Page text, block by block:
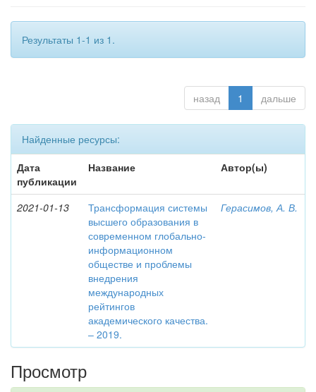
Результаты 1-1 из 1.
назад 1 дальше
Найденные ресурсы:
Дата
публикации
Название Автор(ы)
2021-01-13
Трансформация системы
высшего образования в
современном глобально-
информационном
обществе и проблемы
внедрения
международных
рейтингов
академического качества.
– 2019.
Герасимов, А. В.
Просмотр